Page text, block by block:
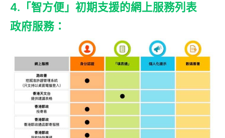
4.「智方便」初期支援的網上服務列表
政府服務：